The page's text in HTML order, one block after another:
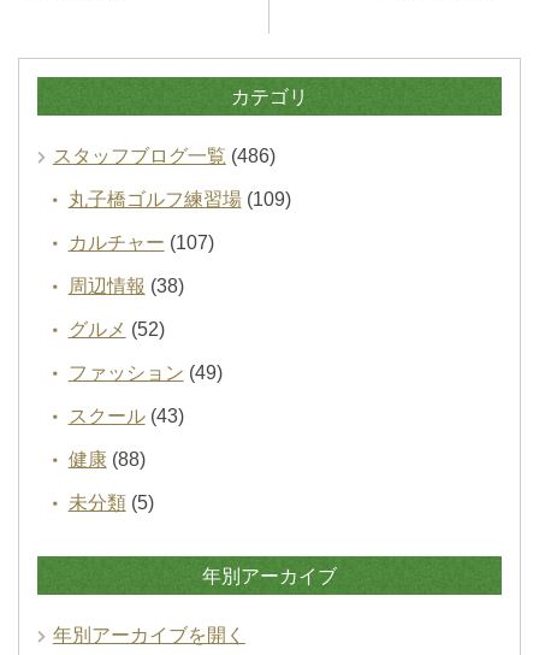
カテゴリ
スタッフブログ一覧 (486)
丸子橋ゴルフ練習場(109)
カルチャー (107)
周辺情報 (38)
グルメ (52)
ファッション (49)
スクール(43)
健康(88)
未分類(5)
年別アーカイブ
年別アーカイブを開く